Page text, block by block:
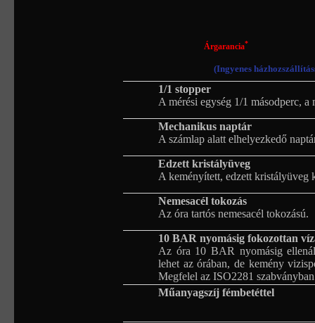
Árgarancia*
(Ingyenes
1/1 stopper
A mérési egység 1/1 másodperc,
Mechanikus naptár
A számlap alatt elhelyezkedő
Edzett kristályüveg
A keményített, edzett kristályüveg
Nemesacél tokozás
Az óra tartós nemesacél tokozású.
10 BAR nyomásig fokozottan
Az óra 10 BAR nyomásig
lehet az órában, de kemény
Megfelel az ISO2281
Műanyagszíj fémbetéttel